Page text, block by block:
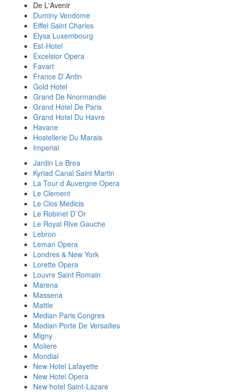
De L'Avenir
Duminy Vendome
Eiffel Saint Charles
Elysa Luxembourg
Est-Hotel
Excelsior Opera
Favart
France D`Antin
Gold Hotel
Grand De Nnormandie
Grand Hotel De Paris
Grand Hotel Du Havre
Havane
Hostellerie Du Marais
Imperial
Jardin Le Brea
Kyriad Canal Saint Martin
La Tour d Auvergne Opera
Le Clement
Le Clos Medicis
Le Robinet D`Or
Le Royal Rive Gauche
Lebron
Leman Opera
Londres & New York
Lorette Opera
Louvre Saint Romain
Marena
Massena
Mattle
Median Paris Congres
Median Porte De Versailies
Migny
Moliere
Mondial
New Hotel Lafayette
New Hotel Opera
New hotel Saint-Lazare